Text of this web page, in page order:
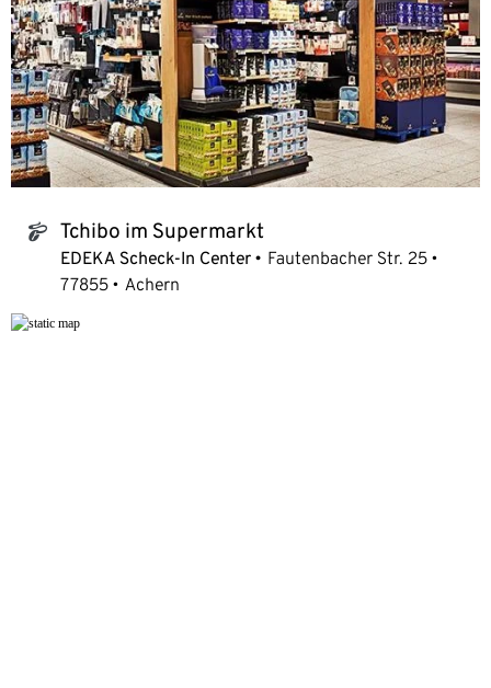
tchibo_logo Tchibo im Supermarkt
EDEKA Scheck-In Center
Fautenbacher Str. 25
77855
Achern